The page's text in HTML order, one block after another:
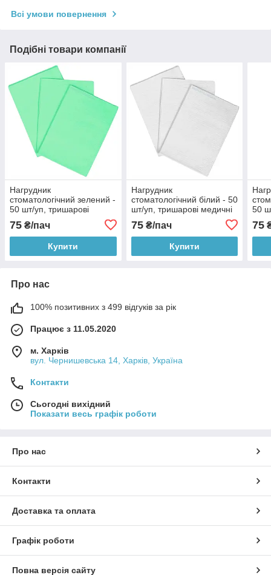
Всі умови повернення
Подібні товари компанії
Нагрудник
стоматологічний зелений -
50 шт/уп, тришарові
бумажні нагрудники-
серветки для стоматології
75 ₴/пач
Купити
Нагрудник
стоматологічний білий - 50
шт/уп, тришарові медичні
нагрудники-серветки для
стоматології
75₴/пач
Купити
50
75
Про нас
100% позитивних з 499 відгуків за рік
Працює з 11.05.2020
м. Харків
вул. Чернишевська 14, Харків, Україна
Контакти
Сьогодні вихідний
Показати весь графік роботи
Про нас
Контакти
Доставка та оплата
Графік роботи
Повна версія сайту